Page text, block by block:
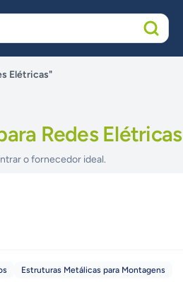
Elétricas"
Redes Elétricas
o fornecedor ideal.
Estruturas Metálicas para Montagens